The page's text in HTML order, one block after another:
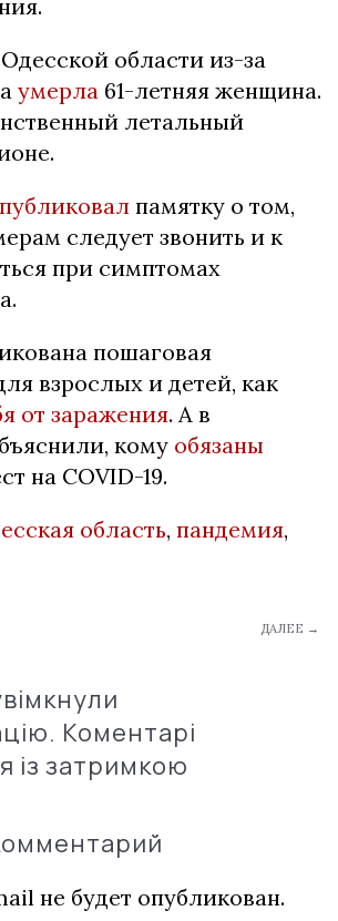
области из-за
умерла 61-летняя женщина.
летальный
публиковал памятку о том,
следует звонить и к
при симптомах
пошаговая
взрослых и детей, как
от заражения. А в
кому обязаны
на COVID-19.
область, пандемия,
ДАЛЕЕ →
Коментарі
із затримкою
не будет опубликован.